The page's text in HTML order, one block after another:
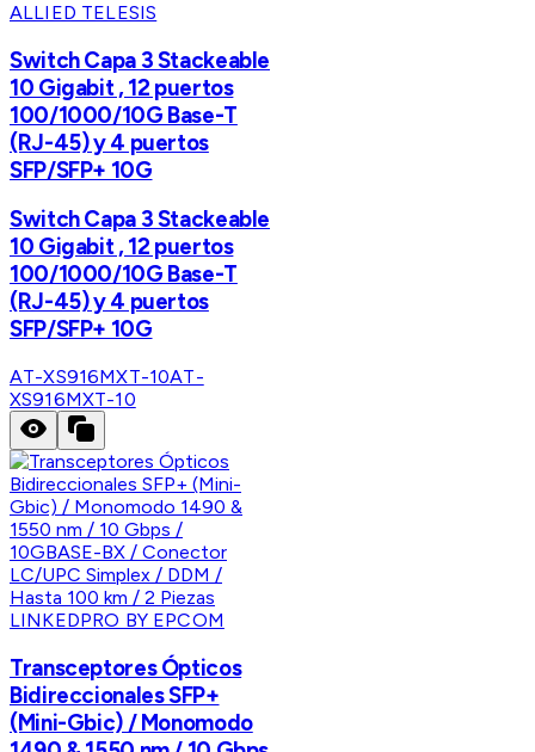
ALLIED TELESIS
Switch Capa 3 Stackeable
10 Gigabit , 12 puertos
100/1000/10G Base-T
(RJ-45) y 4 puertos
SFP/SFP+ 10G
Switch Capa 3 Stackeable
10 Gigabit , 12 puertos
100/1000/10G Base-T
(RJ-45) y 4 puertos
SFP/SFP+ 10G
AT-XS916MXT-10AT-
XS916MXT-10
LINKEDPRO BY EPCOM
Transceptores Ópticos
Bidireccionales SFP+
(Mini-Gbic) / Monomodo